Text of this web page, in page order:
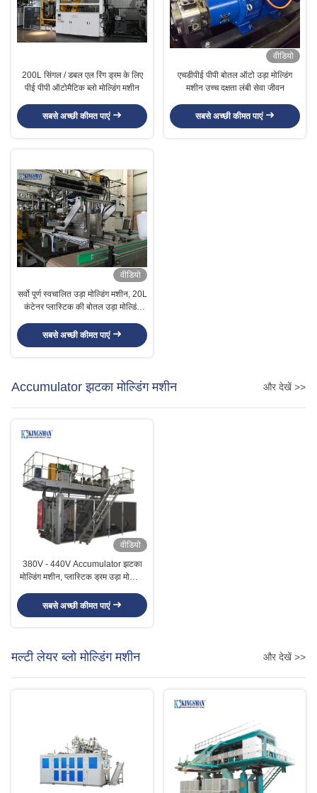
200L सिंगल / डबल एल रिंग ड्रम के लिए
पीई पीपी ऑटोमैटिक ब्लो मोल्डिंग मशीन
सबसे अच्छी कीमत पाएं
वीडियो
एचडीपीई पीपी बोतल ऑटो उड़ा मोल्डिंग
मशीन उच्च दक्षता लंबी सेवा जीवन
सबसे अच्छी कीमत पाएं
वीडियो
सर्वो पूर्ण स्वचालित उड़ा मोल्डिंग मशीन, 20L
कंटेनर प्लास्टिक की बोतल उड़ा मोल्डिंग
सबसे अच्छी कीमत पाएं
Accumulator झटका मोल्डिंग मशीन और देखें >>
वीडियो
380V - 440V Accumulator झटका
मोल्डिंग मशीन, प्लास्टिक ड्रम उड़ा मोल्डिंग
सबसे अच्छी कीमत पाएं
मल्टी लेयर ब्लो मोल्डिंग मशीन और देखें >>